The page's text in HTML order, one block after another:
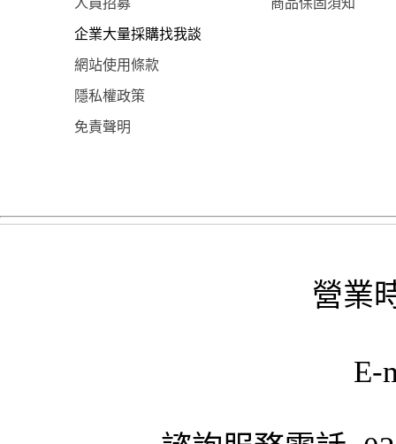
人員招募 商品保固須知
企業大量採購找我談
網站使用條款
隱私權政策
免責聲明
營業
E-